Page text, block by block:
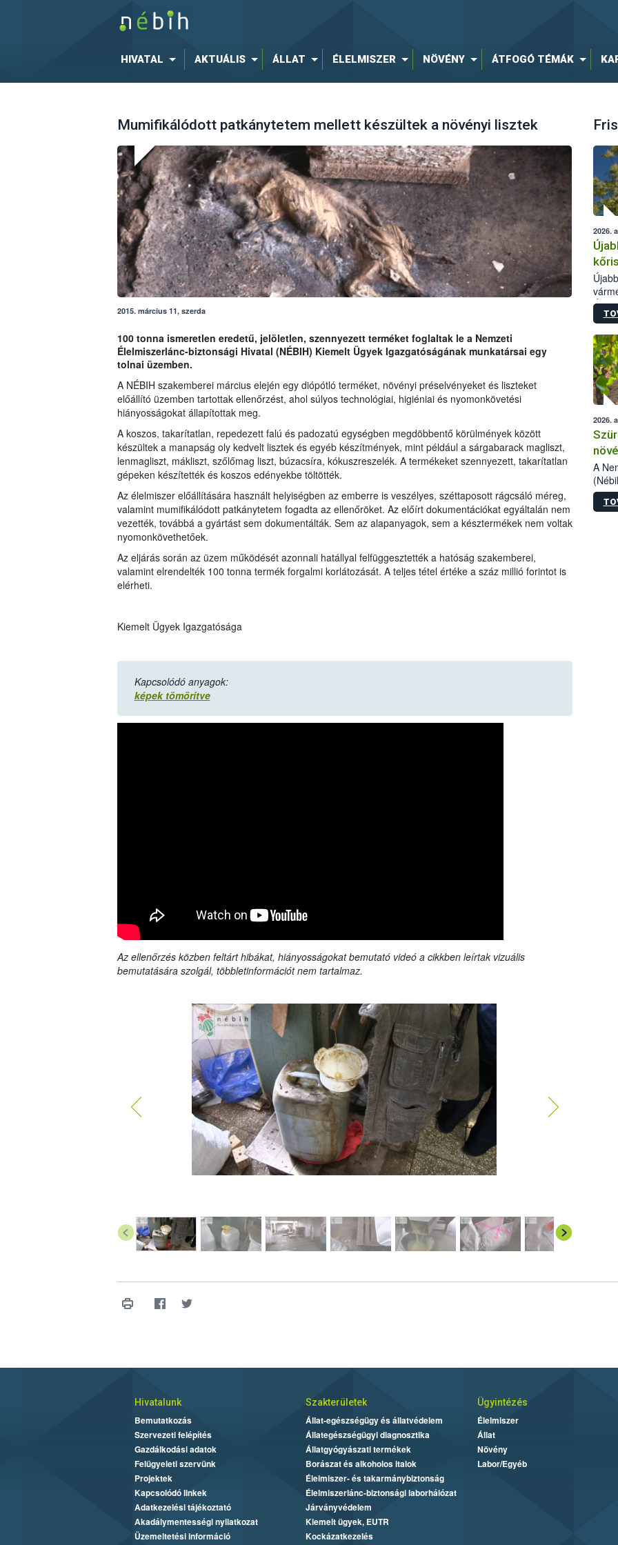
HIVATAL AKTUÁLIS ÁLLAT ÉLELMISZER NÖVÉNY ÁTFOGÓ TÉMÁK
Mumifikálódott patkánytetem mellett készültek a növényi lisztek
2015. március 11, szerda
100 tonna ismeretlen eredetű, jelöletlen, szennyezett terméket foglaltak le a Nemzeti
Élelmiszerlánc-biztonsági Hivatal (NÉBIH) Kiemelt Ügyek Igazgatóságának munkatársai egy
tolnai üzemben.
A NÉBIH szakemberei március elején egy diópótló terméket, növényi préselvényeket és liszteket
előállító üzemben tartottak ellenőrzést, ahol súlyos technológiai, higiéniai és nyomonkövetési
hiányosságokat állapítottak meg.
A koszos, takarítatlan, repedezett falú és padozatú egységben megdöbbentő körülmények között
készültek a manapság oly kedvelt lisztek és egyéb készítmények, mint például a sárgabarack magliszt,
lenmagliszt, mákliszt, szőlőmag liszt, búzacsíra, kókuszreszelék. A termékeket szennyezett, takarítatlan
gépeken készítették és koszos edényekbe töltötték.
Az élelmiszer előállítására használt helyiségben az emberre is veszélyes, széttaposott rágcsáló méreg,
valamint mumifikálódott patkánytetem fogadta az ellenőröket. Az előírt dokumentációkat egyáltalán nem
vezették, továbbá a gyártást sem dokumentálták. Sem az alapanyagok, sem a késztermékek nem voltak
nyomonkövethetőek.
Az eljárás során az üzem működését azonnali hatállyal felfüggesztették a hatóság szakemberei,
valamint elrendelték 100 tonna termék forgalmi korlátozását. A teljes tétel értéke a száz millió forintot is
elérheti.
Kiemelt Ügyek Igazgatósága
Kapcsolódó anyagok:
képek tömörítve
Az ellenőrzés közben feltárt hibákat, hiányosságokat bemutató videó a cikkben leírtak vizuális
bemutatására szolgál, többletinformációt nem tartalmaz.
2026.
2026.
A
Hivatalunk
Bemutatkozás
Szervezeti felépítés
Gazdálkodási adatok
Felügyeleti szervünk
Projektek
Kapcsolódó linkek
Adatkezelési tájékoztató
Akadálymentességi nyilatkozat
Üzemeltetési információ
Szakterületek
Állat-egészségügy és állatvédelem
Állategészségügyi diagnosztika
Állatgyógyászati termékek
Borászat és alkoholos italok
Élelmiszer- és takarmánybiztonság
Élelmiszerlánc-biztonsági laborhálózat
Járványvédelem
Kiemelt ügyek, EUTR
Kockázatkezelés
Ügyintézés
Élelmiszer
Állat
Növény
Labor/Egyéb